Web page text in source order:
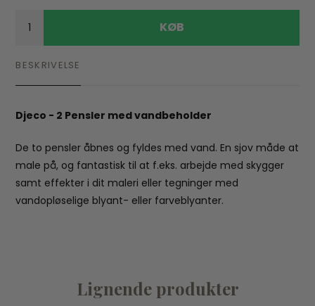
KØB
BESKRIVELSE
Djeco - 2 Pensler med vandbeholder
De to pensler åbnes og fyldes med vand. En sjov måde at
male på, og fantastisk til at f.eks. arbejde med skygger
samt effekter i dit maleri eller tegninger med
vandopløselige blyant- eller farveblyanter.
Lignende produkter